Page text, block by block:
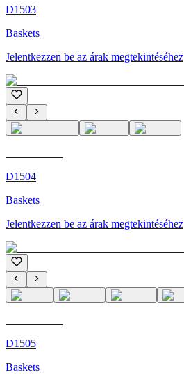
D1503
Baskets
Jelentkezzen be az árak megtekintéséhez
D1504
Baskets
Jelentkezzen be az árak megtekintéséhez
D1505
Baskets